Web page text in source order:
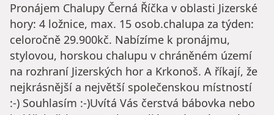
Pronájem Chalupy Černá Říčka v oblasti Jizerské
hory: 4 ložnice, max. 15 osob.chalupa za týden:
celoročně 29.900kč. Nabízíme k pronájmu,
stylovou, horskou chalupu v chráněném území
na rozhraní Jizerských hor a Krkonoš. A říkají, že
nejkrásnější a největší společenskou místností
:-) Souhlasím :-)Uvítá Vás čerstvá bábovka nebo